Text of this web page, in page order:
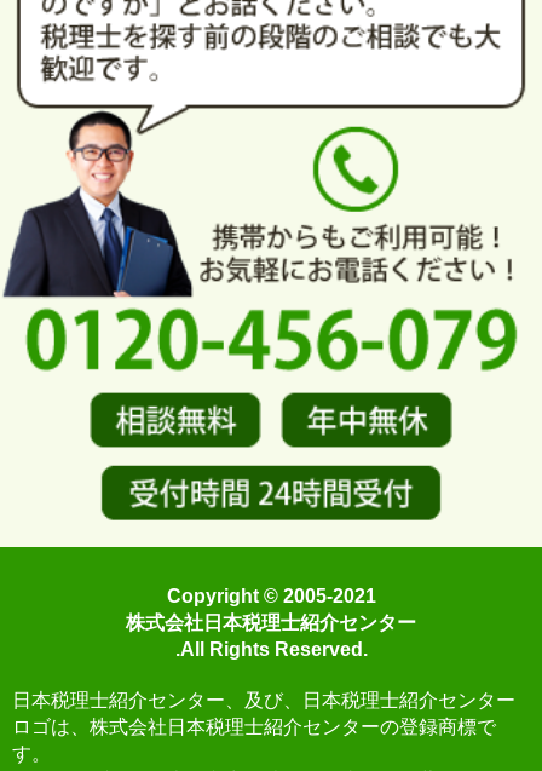
Copyright © 2005-2021
株式会社日本税理士紹介センター
.All Rights Reserved.
日本税理士紹介センター、及び、日本税理士紹介センター
ロゴは、株式会社日本税理士紹介センターの登録商標で
す。